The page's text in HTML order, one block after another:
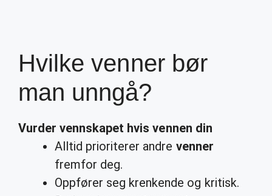
Hvilke venner bør
man unngå?
Vurder vennskapet hvis vennen din
Alltid prioriterer andre venner
fremfor deg.
Oppfører seg krenkende og kritisk.